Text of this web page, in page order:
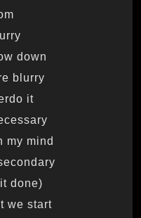
down
blurry
it
my mind
(We gon’ get it done)
we start